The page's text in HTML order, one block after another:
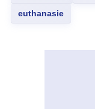
euthanasie